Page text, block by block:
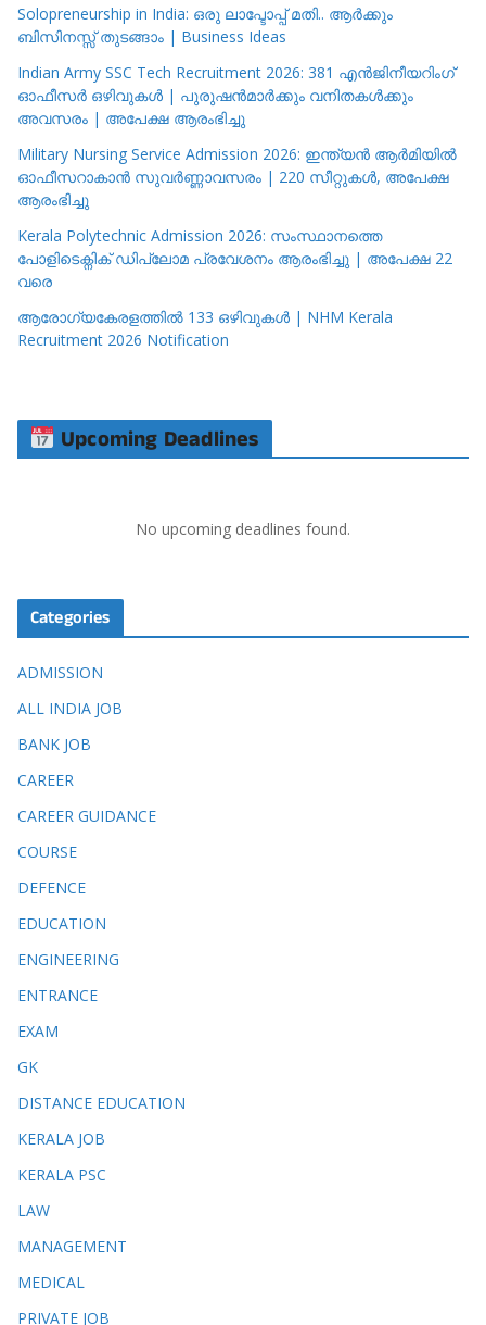
Solopreneurship in India: ഒരു ലാപ്ടോപ്പ് മതി.. ആർക്കും
ബിസിനസ്സ് തുടങ്ങാം | Business Ideas
Indian Army SSC Tech Recruitment 2026: 381 എൻജിനീയറിംഗ്
ഓഫീസർ ഒഴിവുകൾ | പുരുഷൻമാർക്കും വനിതകൾക്കും
അവസരം | അപേക്ഷ ആരംഭിച്ചു
Military Nursing Service Admission 2026: ഇന്ത്യൻ ആർമിയിൽ
ഓഫീസറാകാൻ സുവർണ്ണാവസരം | 220 സീറ്റുകൾ, അപേക്ഷ
ആരംഭിച്ചു
Kerala Polytechnic Admission 2026: സംസ്ഥാനത്തെ
പോളിടെക്നിക് ഡിപ്ലോമ പ്രവേശനം ആരംഭിച്ചു | അപേക്ഷ 22
വരെ
ആരോഗ്യകേരളത്തിൽ 133 ഒഴിവുകൾ | NHM Kerala
Recruitment 2026 Notification
Upcoming Deadlines
No upcoming deadlines found.
Categories
ADMISSION
ALL INDIA JOB
BANK JOB
CAREER
CAREER GUIDANCE
COURSE
DEFENCE
EDUCATION
ENGINEERING
ENTRANCE
EXAM
GK
DISTANCE EDUCATION
KERALA JOB
KERALA PSC
LAW
MANAGEMENT
MEDICAL
PRIVATE JOB